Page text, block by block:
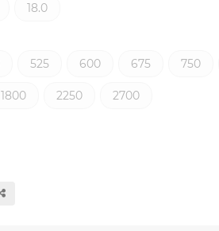
18.0
525 600 675 750
1800 2250 2700